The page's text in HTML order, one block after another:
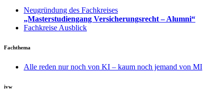
Neugründung des Fachkreises
„Masterstudiengang Versicherungsrecht – Alumni“
Fachkreise Ausblick
Fachthema
Alle reden nur noch von KI – kaum noch jemand von MI
ivw